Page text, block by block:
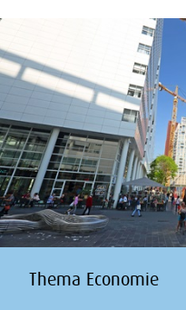
Thema Economie